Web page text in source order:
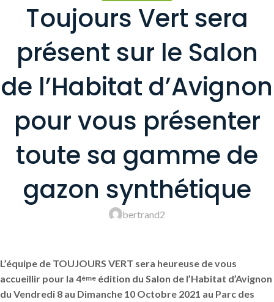
Toujours Vert sera
présent sur le Salon
de l’Habitat d’Avignon
pour vous présenter
toute sa gamme de
gazon synthétique
bertrand2
L’équipe de TOUJOURS VERT sera heureuse de vous
accueillir pour la 4ème édition du Salon de l’Habitat d’Avignon
du Vendredi 8 au Dimanche 10 Octobre 2021 au Parc des